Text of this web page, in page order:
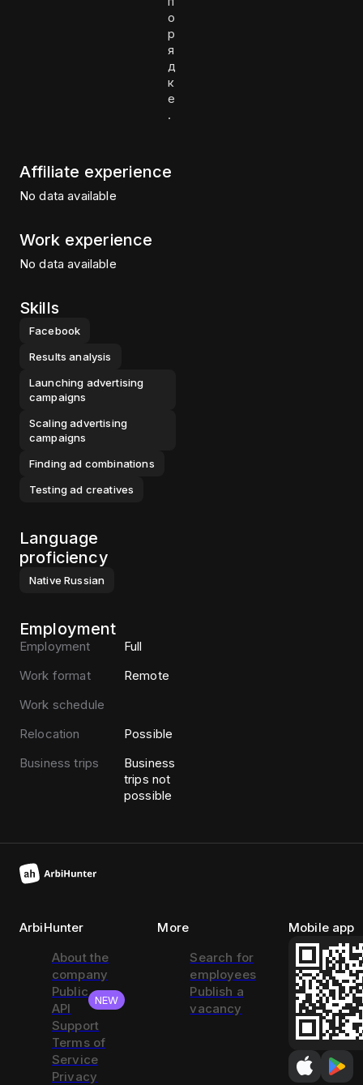
о
р
я
д
к
е
.
Affiliate experience
No data available
Work experience
No data available
Skills
Facebook
Results analysis
Launching advertising
campaigns
Scaling advertising
campaigns
Finding ad combinations
Testing ad creatives
Language
proficiency
Native Russian
Employment
Employment
Full
Work format
Remote
Work schedule
Relocation
Possible
Business trips
Business
trips not
possible
ArbiHunter
About the
company
Public
API
NEW
Support
Terms of
Service
Privacy
More
Search for
employees
Publish a
vacancy
Mobile app